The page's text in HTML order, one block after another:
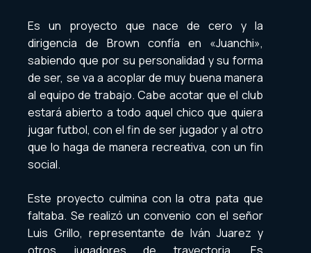
Es un proyecto que nace de cero y la
dirigencia de Brown confía en «Juanchi»,
sabiendo que por su personalidad y su forma
de ser, se va a acoplar de muy buena manera
al equipo de trabajo. Cabe acotar que el club
estará abierto a todo aquel chico que quiera
jugar futbol, con el fin de ser jugador y al otro
que lo haga de manera recreativa, con un fin
social.
Este proyecto culmina con la otra pata que
faltaba. Se realizó un convenio con el señor
Luis Grillo, representante de Iván Juarez y